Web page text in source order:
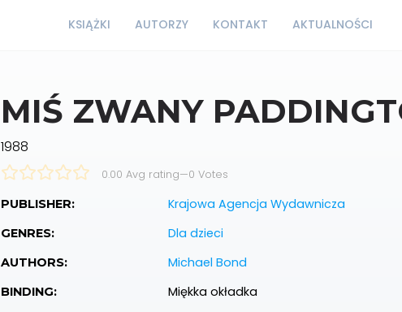
KSIĄŻKI AUTORZY KONTAKT AKTUALNOŚCI
MIŚ ZWANY
1988
0.00 Avg rating—0 Votes
PUBLISHER: Krajowa Agencja Wydawnicza
GENRES: Dla dzieci
AUTHORS: Michael Bond
BINDING: Miękka okładka